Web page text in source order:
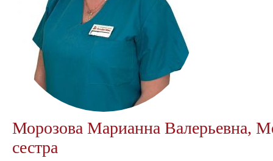
Морозова Марианна Валерьевна,
сестра